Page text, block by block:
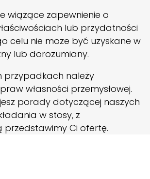
wiążące zapewnienie o
lub przydatności
celu nie może być uzyskane w
lub dorozumiany.
przypadkach należy
własności przemysłowej.
porady dotyczącej naszych
w stosy, z
przedstawimy Ci ofertę.